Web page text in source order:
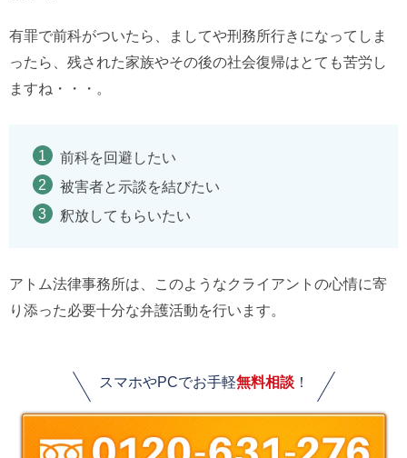
有罪で前科がついたら、ましてや刑務所行きになってしま
ったら、残された家族やその後の社会復帰はとても苦労し
ますね・・・。
前科を回避したい
被害者と示談を結びたい
釈放してもらいたい
アトム法律事務所は、このようなクライアントの心情に寄
り添った必要十分な弁護活動を行います。
スマホやPCでお手軽無料相談！